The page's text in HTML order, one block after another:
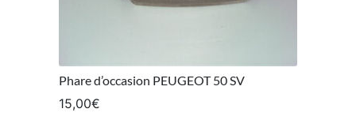
Phare d’occasion PEUGEOT 50 SV
15,00€